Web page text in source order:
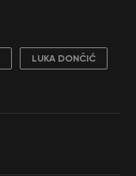
LUKA DONČIĆ